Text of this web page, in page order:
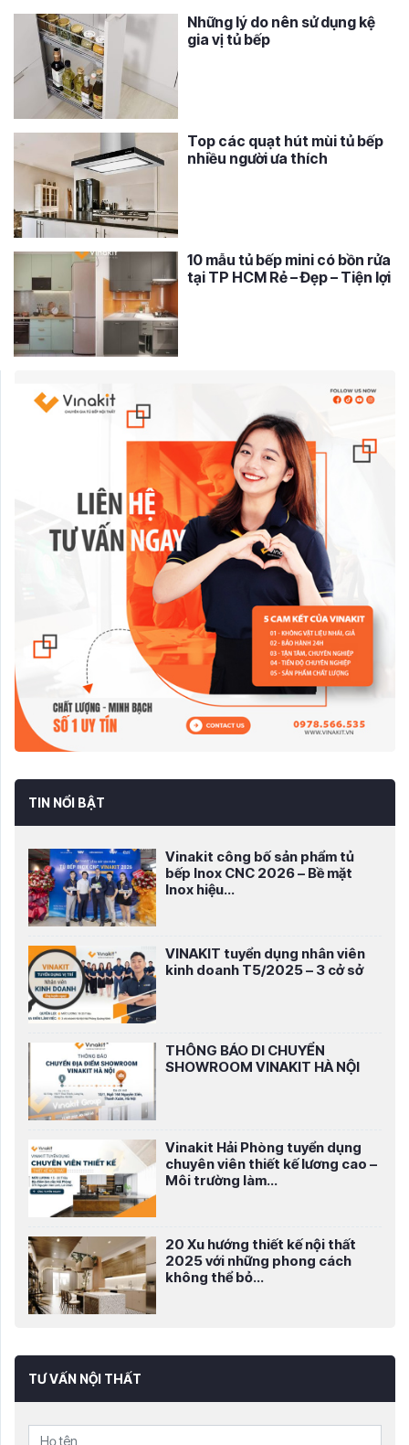
Những lý do nên sử dụng kệ
gia vị tủ bếp
Top các quạt hút mùi tủ bếp
nhiều người ưa thích
10 mẫu tủ bếp mini có bồn rửa
tại TP HCM Rẻ – Đẹp – Tiện lợi
TIN NỔI BẬT
Vinakit công bố sản phẩm tủ
bếp Inox CNC 2026 – Bề mặt
Inox hiệu...
VINAKIT tuyển dụng nhân viên
kinh doanh T5/2025 – 3 cở sở
THÔNG BÁO DI CHUYỂN
SHOWROOM VINAKIT HÀ NỘI
Vinakit Hải Phòng tuyển dụng
chuyên viên thiết kế lương cao –
Môi trường làm...
20 Xu hướng thiết kế nội thất
2025 với những phong cách
không thể bỏ...
TƯ VẤN NỘI THẤT